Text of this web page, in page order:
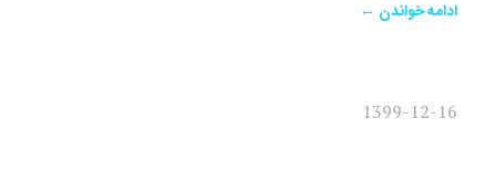
ادامه خواندن ←
1399-12-16